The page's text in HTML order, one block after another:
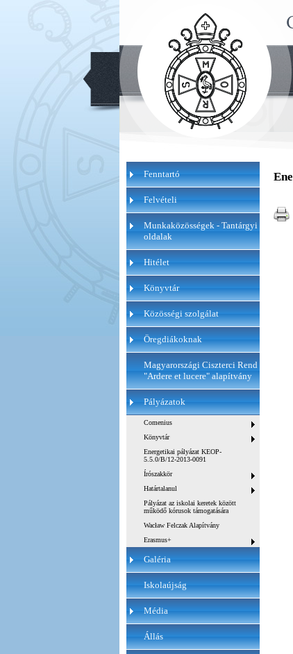
Fenntartó
Felvételi
Munkaközösségek - Tantárgyi
oldalak
Hitélet
Könyvtár
Közösségi szolgálat
Öregdiákoknak
Magyarországi Ciszterci Rend
"Ardere et lucere" alapítvány
Pályázatok
Comenius
Könyvtár
Energetikai pályázat KEOP-
5.5.0/B/12-2013-0091
Írószakkör
Határtalanul
Pályázat az iskolai keretek között
működő kórusok támogatására
Wacław Felczak Alapítvány
Erasmus+
Galéria
Iskolaújság
Média
Állás